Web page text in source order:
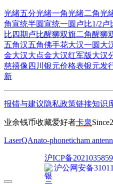
光绪五分光绪一角光绪二角光
角宣统半圆宣统一圆 卢比1/2卢
比 四期卢比醒狮双旗二角醒狮
五角汉五角佛手花大汉一圆 大
金大汉大点金大汉红军版大汉
慈禧像四川 银元价格表银元发
新
报错与建议隐私政策链接知识
业余钱币收藏爱好者卡泉
LaserQAnato-phoneticham
沪ICP备
沪公网安备